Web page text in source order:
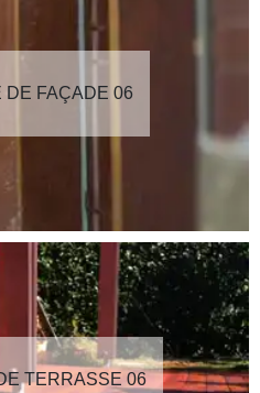
DE FAÇADE 06
TERRASSE 06